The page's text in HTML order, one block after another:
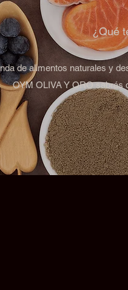
¿Qué
de alimentos naturales y
OYM OLIVA Y ORO sabrás